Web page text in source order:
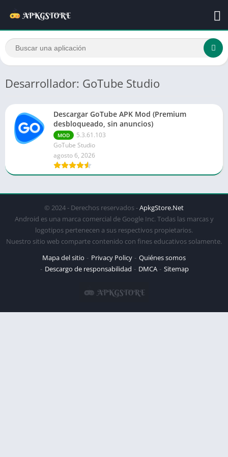
Desarrollador: GoTube Studio
Descargar GoTube APK Mod (Premium
desbloqueado, sin anuncios)
MOD
5.3.61.103
GoTube Studio
agosto 6, 2026
© 2024 - Derechos reservados -ApkgStore.Net
Android es una marca comercial de Google Inc. Todas las marcas y
logotipos pertenecen a sus respectivos propietarios.
Nuestro sitio web comparte contenido con fines educativos solamente.
Mapa del sitio
Privacy Policy
Quiénes somos
Descargo de responsabilidad
DMCA Sitemap